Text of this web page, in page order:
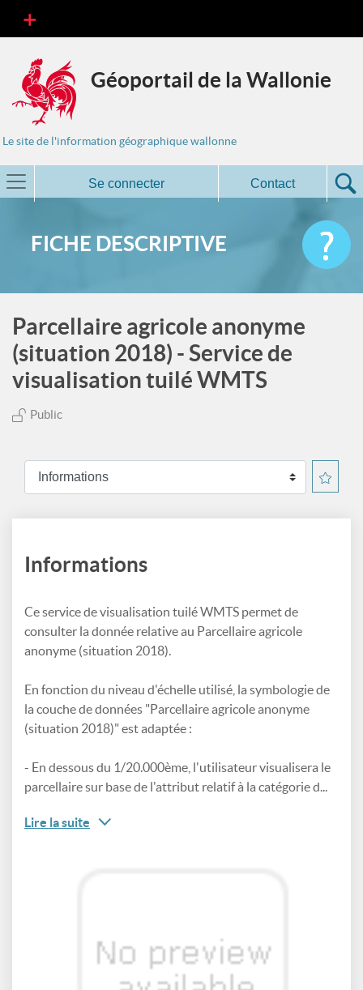
Géoportail de la Wallonie
Le site de l'information géographique wallonne
Se connecter Contact
FICHE DESCRIPTIVE
Parcellaire agricole anonyme
(situation 2018) - Service de
visualisation tuilé WMTS
Public
Informations
Ce service de visualisation tuilé WMTS permet de
consulter la donnée relative au Parcellaire agricole
anonyme (situation 2018).
En fonction du niveau d'échelle utilisé, la symbologie de
la couche de données "Parcellaire agricole anonyme
(situation 2018)" est adaptée :
- En dessous du 1/20.000ème, l'utilisateur visualisera le
parcellaire sur base de l'attribut relatif à la catégorie d...
Lire la suite